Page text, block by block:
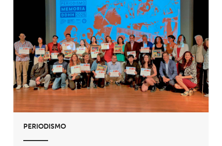
PERIODISMO